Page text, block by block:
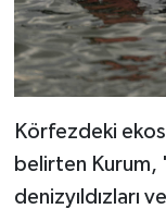
Körfezdeki
belirten Kurum,
denizyıldızları